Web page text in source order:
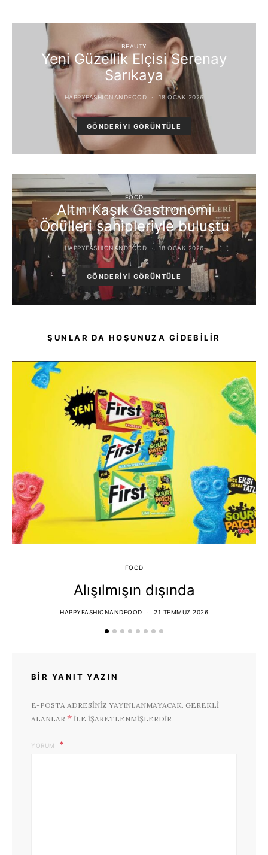
BEAUTY
Yeni Güzellik Elçisi Serenay
Sarıkaya
HAPPYFASHIONANDFOOD 18 OCAK 2026
GÖNDERIYI GÖRÜNTÜLE
FOOD
Altın Kaşık Gastronomi
Ödülleri sahipleriyle buluştu
HAPPYFASHIONANDFOOD 18 OCAK 2026
GÖNDERIYI GÖRÜNTÜLE
ŞUNLAR DA HOŞUNUZA GIDEBILIR
FOOD
Alışılmışın dışında
HAPPYFASHIONANDFOOD 21 TEMMUZ 2026
BIR YANIT YAZIN
E-POSTA ADRESINIZ YAYINLANMAYACAK. GEREKLI
ALANLAR * ILE IŞARETLENMIŞLERDIR
YORUM